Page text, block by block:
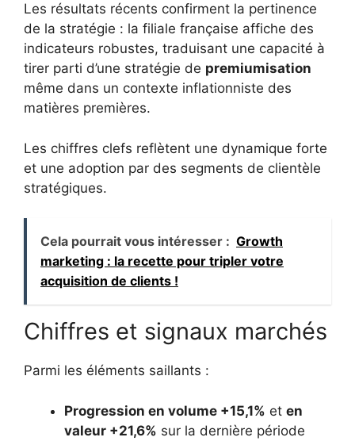
Les résultats récents confirment la pertinence
de la stratégie : la filiale française affiche des
indicateurs robustes, traduisant une capacité à
tirer parti d’une stratégie de premiumisation
même dans un contexte inflationniste des
matières premières.
Les chiffres clefs reflètent une dynamique forte
et une adoption par des segments de clientèle
stratégiques.
Cela pourrait vous intéresser : Growth
marketing : la recette pour tripler votre
acquisition de clients !
Chiffres et signaux marchés
Parmi les éléments saillants :
Progression en volume +15,1% et en
valeur +21,6% sur la dernière période